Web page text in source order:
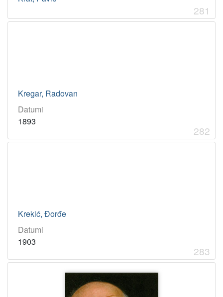
281
Kregar, Radovan
Datumi
1893
282
Krekić, Đorđe
Datumi
1903
283